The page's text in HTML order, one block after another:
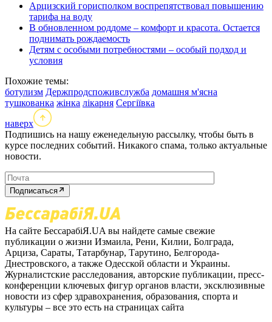
Арцизский горисполком воспрепятствовал повышению
тарифа на воду
В обновленном роддоме – комфорт и красота. Остается
поднимать рождаемость
Детям с особыми потребностями – особый подход и
условия
Похожие темы:
ботулизм Держпродспоживслужба домашня м'ясна
тушкованка жінка лікарня Сергіївка
наверх
Подпишись на нашу еженедельную рассылку, чтобы быть в
курсе последних событий. Никакого спама, только актуальные
новости.
Подписаться
На сайте БессарабіЯ.UA вы найдете самые свежие
публикации о жизни Измаила, Рени, Килии, Болграда,
Арциза, Сараты, Татарбунар, Тарутино, Белгорода-
Днестровского, а также Одесской области и Украины.
Журналистские расследования, авторские публикации, пресс-
конференции ключевых фигур органов власти, эксклюзивные
новости из сфер здравохранения, образования, спорта и
культуры – все это есть на страницах сайта